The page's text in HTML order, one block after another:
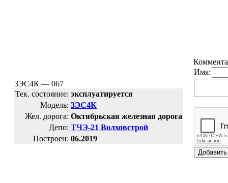
3ЭС4К — 067
Тек. состояние: эксплуатируется
Модель: 3ЭС4К
Жел. дорога: Октябрьская железная дорога
Депо: ТЧЭ-21 Волховстрой
Построен: 06.2019
Имя: